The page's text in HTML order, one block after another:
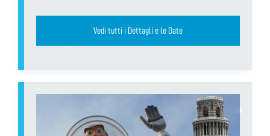
Vedi tutti i Dettagli e le Date